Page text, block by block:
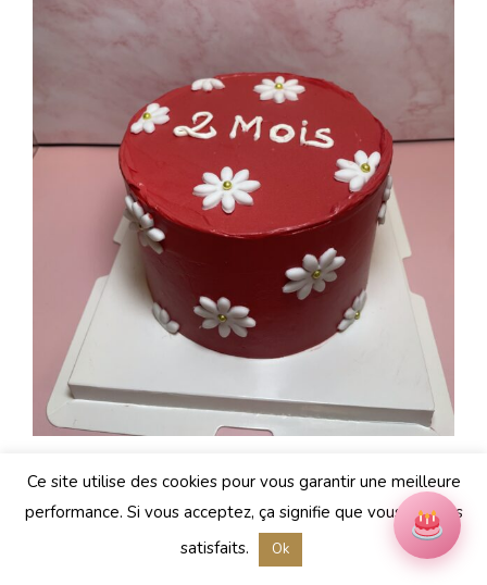
Ce site utilise des cookies pour vous garantir une meilleure
performance. Si vous acceptez, ça signifie que vous en êtes
satisfaits.
Ok